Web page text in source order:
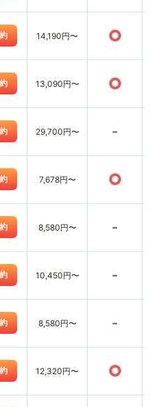
14,190円〜 ○
13,090円〜 ○
29,700円〜 -
7,678円〜 ○
8,580円〜 -
10,450円〜 -
8,580円〜 -
12,320円〜 ○